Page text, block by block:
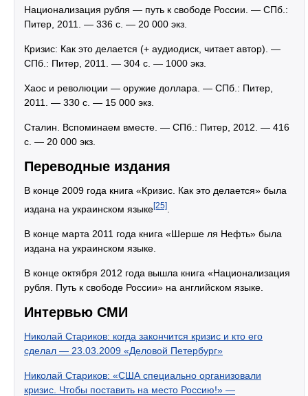
Национализация рубля — путь к свободе России. — СПб.:
Питер, 2011. — 336 с. — 20 000 экз.
Кризис: Как это делается (+ аудиодиск, читает автор). —
СПб.: Питер, 2011. — 304 с. — 1000 экз.
Хаос и революции — оружие доллара. — СПб.: Питер,
2011. — 330 с. — 15 000 экз.
Сталин. Вспоминаем вместе. — СПб.: Питер, 2012. — 416
с. — 20 000 экз.
Переводные издания
В конце 2009 года книга «Кризис. Как это делается» была
издана на украинском языке[25]
В конце марта 2011 года книга «Шерше ля Нефть» была
издана на украинском языке.
В конце октября 2012 года вышла книга «Национализация
рубля. Путь к свободе России» на английском языке.
Интервью СМИ
Николай Стариков: когда закончится кризис и кто его
сделал — 23.03.2009 «Деловой Петербург»
Николай Стариков: «США специально организовали
кризис. Чтобы поставить на место Россию!» —